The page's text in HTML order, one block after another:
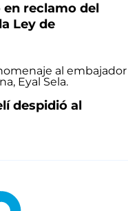
reclamo del
Ley de
despidió al